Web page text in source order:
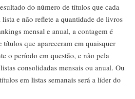
do número de títulos que cada
e não reflete a quantidade de livros
mensal e anual, a contagem é
que apareceram em quaisquer
o período em questão, e não pela
consolidadas mensais ou anual. Ou
em listas semanais será a líder do